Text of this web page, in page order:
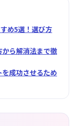
め5選！選び方
ら解消法まで徹
を成功させるため